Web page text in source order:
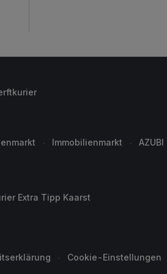
Immobilienmarkt AZUBI
Extra Tipp Kaarst
Cookie-Einstellungen